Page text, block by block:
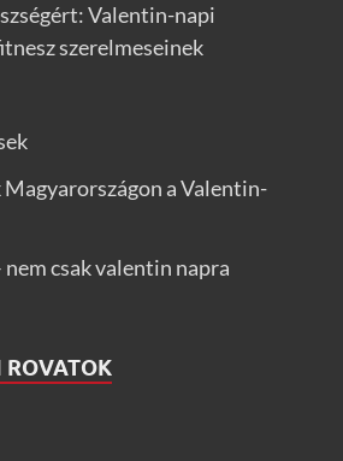
Valentin-napi
szerelmeseinek
a Valentin-
csak valentin napra